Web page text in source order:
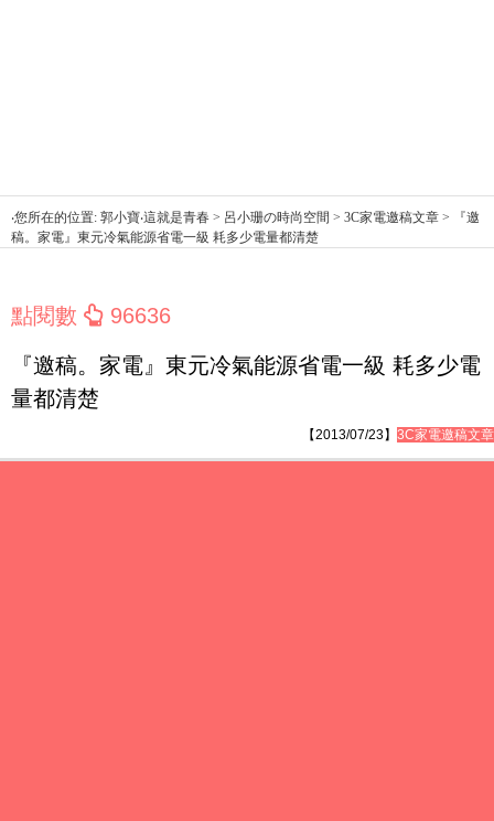
‧您所在的位置: 郭小寶‧這就是青春 > 呂小珊の時尚空間 > 3C家電邀稿文章 > 『邀
稿。家電』東元冷氣能源省電一級 耗多少電量都清楚
點閱數 96636
『邀稿。家電』東元冷氣能源省電一級 耗多少電
量都清楚
【2013/07/23】 3C家電邀稿文章